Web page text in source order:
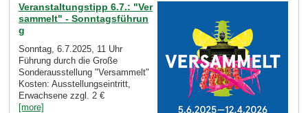
Veranstaltungstipp 6.7.: "Ver
sammelt" - Sonntagsführun
g
Sonntag, 6.7.2025, 11 Uhr
Führung durch die Große
Sonderausstellung "Versammelt"
Kosten: Ausstellungseintritt,
Erwachsene zzgl. 2 €
[more]